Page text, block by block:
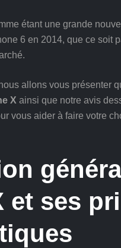
étant une grande
6 en 2014, que ce soit
allons vous présenter
X ainsi que notre avis
vous aider à faire votre
et ses